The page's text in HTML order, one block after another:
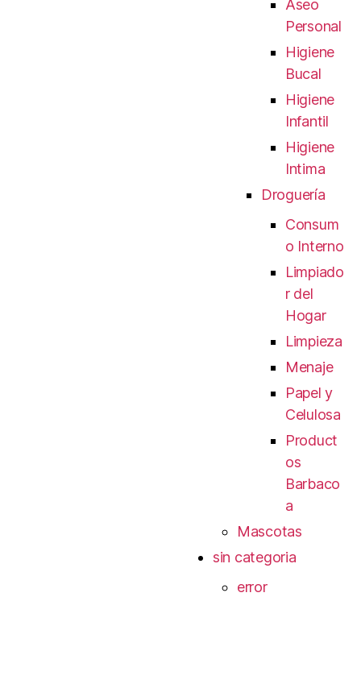
Aseo
Personal
Higiene
Bucal
Higiene
Infantil
Higiene
Intima
Droguería
Consum
o Interno
Limpiado
r del
Hogar
Limpieza
Menaje
Papel y
Celulosa
Product
os
Barbaco
a
Mascotas
sin categoria
error